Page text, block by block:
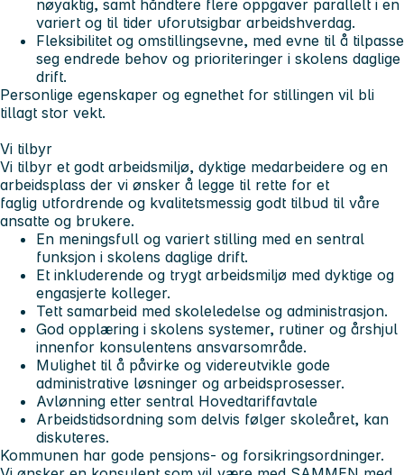
nøyaktig, samt håndtere flere oppgaver parallelt i en
variert og til tider uforutsigbar arbeidshverdag.
Fleksibilitet og omstillingsevne, med evne til å tilpasse
seg endrede behov og prioriteringer i skolens daglige
drift.
Personlige egenskaper og egnethet for stillingen vil bli
tillagt stor vekt.
Vi tilbyr
Vi tilbyr et godt arbeidsmiljø, dyktige medarbeidere og en
arbeidsplass der vi ønsker å legge til rette for et
faglig utfordrende og kvalitetsmessig godt tilbud til våre
ansatte og brukere.
En meningsfull og variert stilling med en sentral
funksjon i skolens daglige drift.
Et inkluderende og trygt arbeidsmiljø med dyktige og
engasjerte kolleger.
Tett samarbeid med skoleledelse og administrasjon.
God opplæring i skolens systemer, rutiner og årshjul
innenfor konsulentens ansvarsområde.
Mulighet til å påvirke og videreutvikle gode
administrative løsninger og arbeidsprosesser.
Avlønning etter sentral Hovedtariffavtale
Arbeidstidsordning som delvis følger skoleåret, kan
diskuteres.
Kommunen har gode pensjons- og forsikringsordninger.